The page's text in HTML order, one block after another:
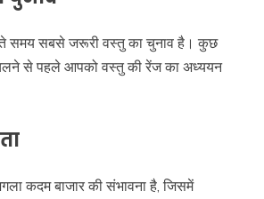
समय सबसे जरूरी वस्तु का चुनाव है। कुछ
से पहले आपको वस्तु की रेंज का अध्ययन
कदम बाजार की संभावना है, जिसमें